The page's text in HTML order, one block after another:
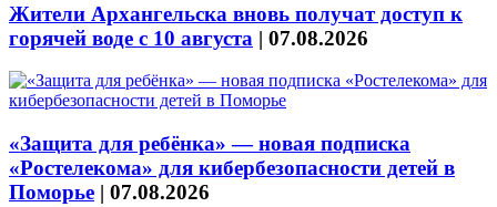
Жители Архангельска вновь получат доступ к
горячей воде с 10 августа | 07.08.2026
«Защита для ребёнка» — новая подписка
«Ростелекома» для кибербезопасности детей в
Поморье | 07.08.2026